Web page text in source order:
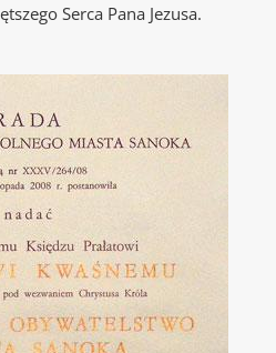
Serca Pana Jezusa.